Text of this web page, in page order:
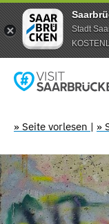
Stadt
» Seite vorlesen | »